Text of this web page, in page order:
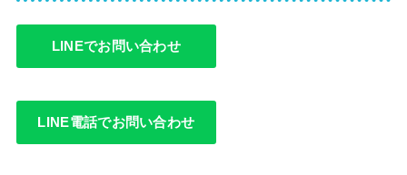
LINEでお問い合わせ
LINE電話でお問い合わせ